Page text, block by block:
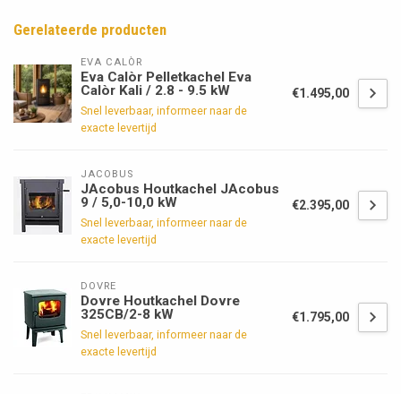
Gerelateerde producten
EVA CALÒR
Eva Calòr Pelletkachel Eva
Calòr Kali / 2.8 - 9.5 kW
Snel leverbaar, informeer naar de
exacte levertijd
€1.495,00
JACOBUS
JAcobus Houtkachel JAcobus
9 / 5,0-10,0 kW
Snel leverbaar, informeer naar de
exacte levertijd
€2.395,00
DOVRE
Dovre Houtkachel Dovre
325CB/2-8 kW
Snel leverbaar, informeer naar de
exacte levertijd
€1.795,00